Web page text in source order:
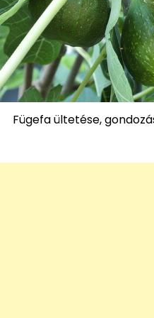
Fügefa ültetése,